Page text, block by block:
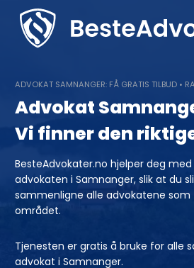
content
ADVOKAT SAMNANGER: FÅ GRATIS TILBUD •
Advokat
Vi finner den
BesteAdvokater.no hjelper deg
advokaten i Samnanger, slik at du
sammenligne alle advokatene som
området.
Tjenesten er gratis å bruke for alle
advokat i Samnanger.